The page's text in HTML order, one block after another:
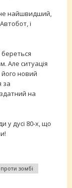
найшвидший,
і
береться
Але ситуація
його новий
за
на
у дусі 80-х, що
зомбі